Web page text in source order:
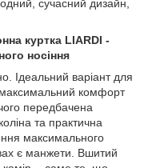
сучасний дизайн,
куртка LIARDI -
носіння
Ідеальний варіант для
максимальний комфорт
передбачена
та практична
максимального
є манжети. Вшитий